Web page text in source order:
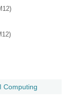
Computing